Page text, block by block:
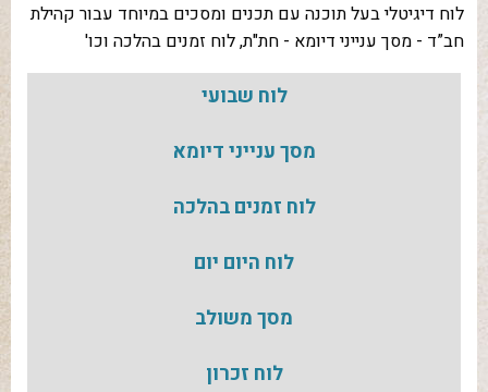
לוח דיגיטלי בעל תוכנה עם תכנים ומסכים במיוחד עבור קהילת
חב”ד - מסך ענייני דיומא - חת"ת, לוח זמנים בהלכה וכו'
לוח שבועי
מסך ענייני דיומא
לוח זמנים בהלכה
לוח היום יום
מסך משולב
לוח זכרון